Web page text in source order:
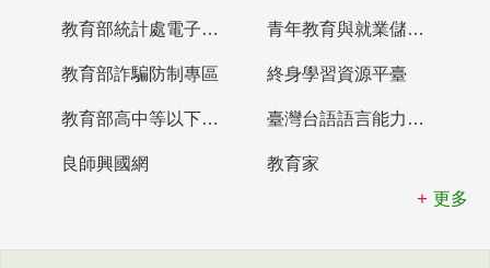
教育部統計處電子書櫃 青年教育與就業儲蓄帳戶
教育部詐騙防制專區 終身學習資源平臺
教育部高中等以下學校及幼兒園教師資格檢定考試 臺灣台語語言能力認證網站
良師興國網
教育家
更多